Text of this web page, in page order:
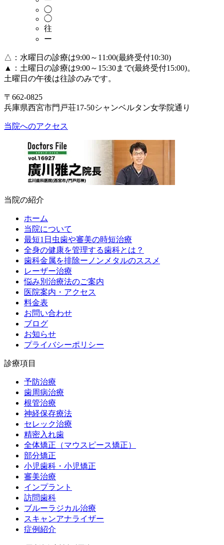
◯
◯
往
ー
△：水曜日の診療は9:00～11:00(最終受付10:30)
▲：土曜日の診療は9:00～15:30まで(最終受付15:00)。
土曜日の午後は往診のみです。
〒662-0825
兵庫県西宮市門戸荘17-50シャンベルタン女学院通り
当院へのアクセス
当院の紹介
ホーム
当院について
最短1日虫歯や審美の時短治療
全身の健康を管理する歯科とは？
歯科金属を排除ーノンメタルのススメ
レーザー治療
悩み別治療法のご案内
医院案内・アクセス
料金表
お問い合わせ
ブログ
お知らせ
プライバシーポリシー
診療項目
予防治療
歯周病治療
根管治療
神経保存療法
セレック治療
精密入れ歯
全体矯正（マウスピース矯正）
部分矯正
小児歯科・小児矯正
審美治療
インプラント
訪問歯科
ブルーラジカル治療
スキャンアナライザー
症例紹介